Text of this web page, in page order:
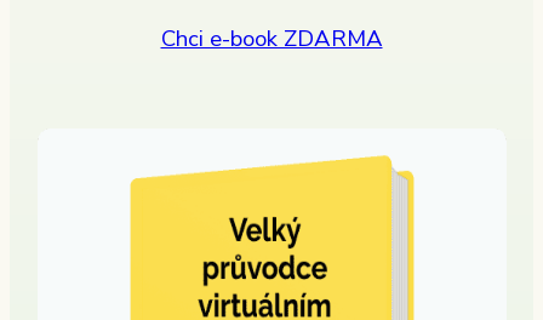
Chci e-book ZDARMA